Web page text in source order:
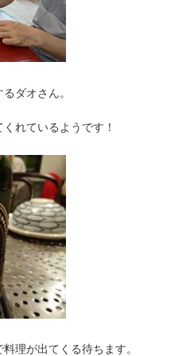
ダオさん。
れているようです！
理が出てくる待ちます。